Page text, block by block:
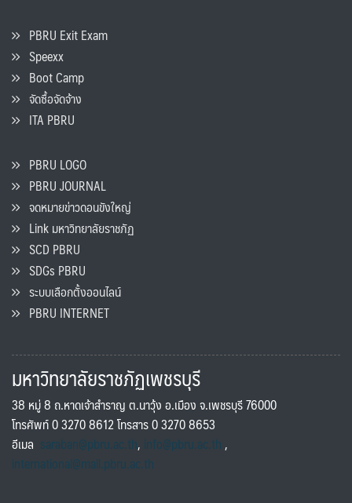
PBRU Exit Exam
Speexx
Boot Camp
จัดซื้อจัดจ้าง
ITA PBRU
PBRU LOGO
PBRU JOURNAL
จดหมายข่าวดอนขังใหญ่
Link มหาวิทยาลัยราชภัฏ
SCD PBRU
SDGs PBRU
ระบบเลือกตั้งออนไลน์
PBRU INTERNET
มหาวิทยาลัยราชภัฏเพชรบุรี
38 หมู่ 8 ถ.หาดเจ้าสำราญ ต.นาวุ้ง อ.เมือง จ.เพชรบุรี 76000
โทรศัพท์ 0 3270 8612 โทรสาร 0 3270 8653
อีเมล saraban@pbru.ac.th, info@pbru.ac.th,
international@mail.pbru.ac.th